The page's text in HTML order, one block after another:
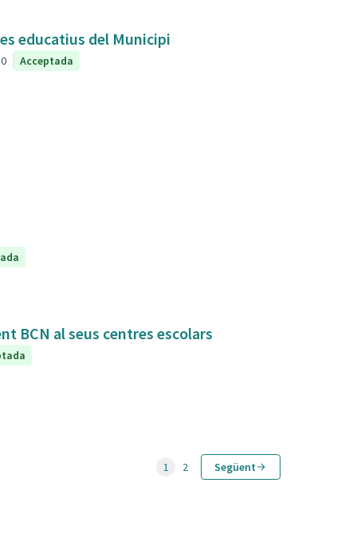
educatius del Municipi
0 Acceptada
BCN al seus centres escolars
1 2 Següent